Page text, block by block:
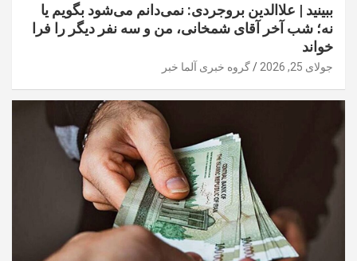
ببینید | علاالدین بروجردی: نمی‌دانم می‌شود بگویم یا
نه؛ شب آخر آقای شمخانی، من و سه نفر دیگر را فرا
خواند
جولای 25, 2026 گروه خبری آلما خبر